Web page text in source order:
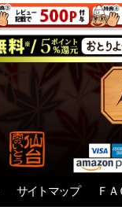
サイトマップ ＦＡ